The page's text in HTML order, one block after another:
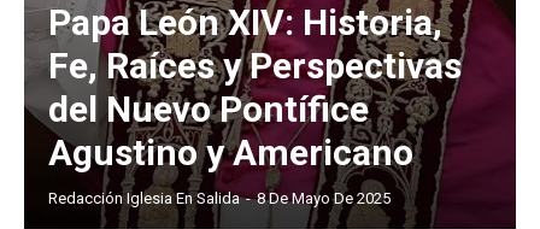
Papa León XIV: Historia,
Fe, Raíces y Perspectivas
del Nuevo Pontífice
Agustino y Americano
Redacción Iglesia En Salida - 8 De Mayo De 2025